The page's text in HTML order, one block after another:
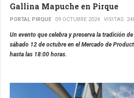
Gallina Mapuche en Pirque
PORTAL PIRQUE 09 OCTUBRE 2024 VISITAS:
Un evento que celebra y preserva la tradición
sábado 12 de octubre en el Mercado de
hasta las 18:00 horas.